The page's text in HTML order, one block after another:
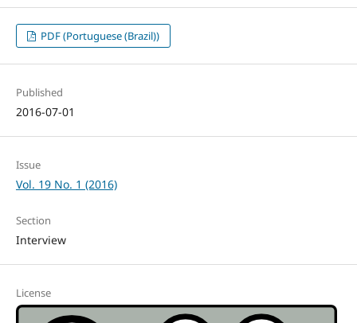
PDF (Portuguese (Brazil))
Published
2016-07-01
Issue
Vol. 19 No. 1 (2016)
Section
Interview
License